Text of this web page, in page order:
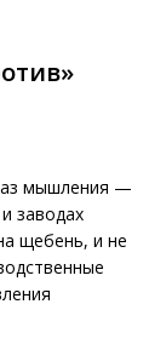
мышления —
заводах
щебень, и не